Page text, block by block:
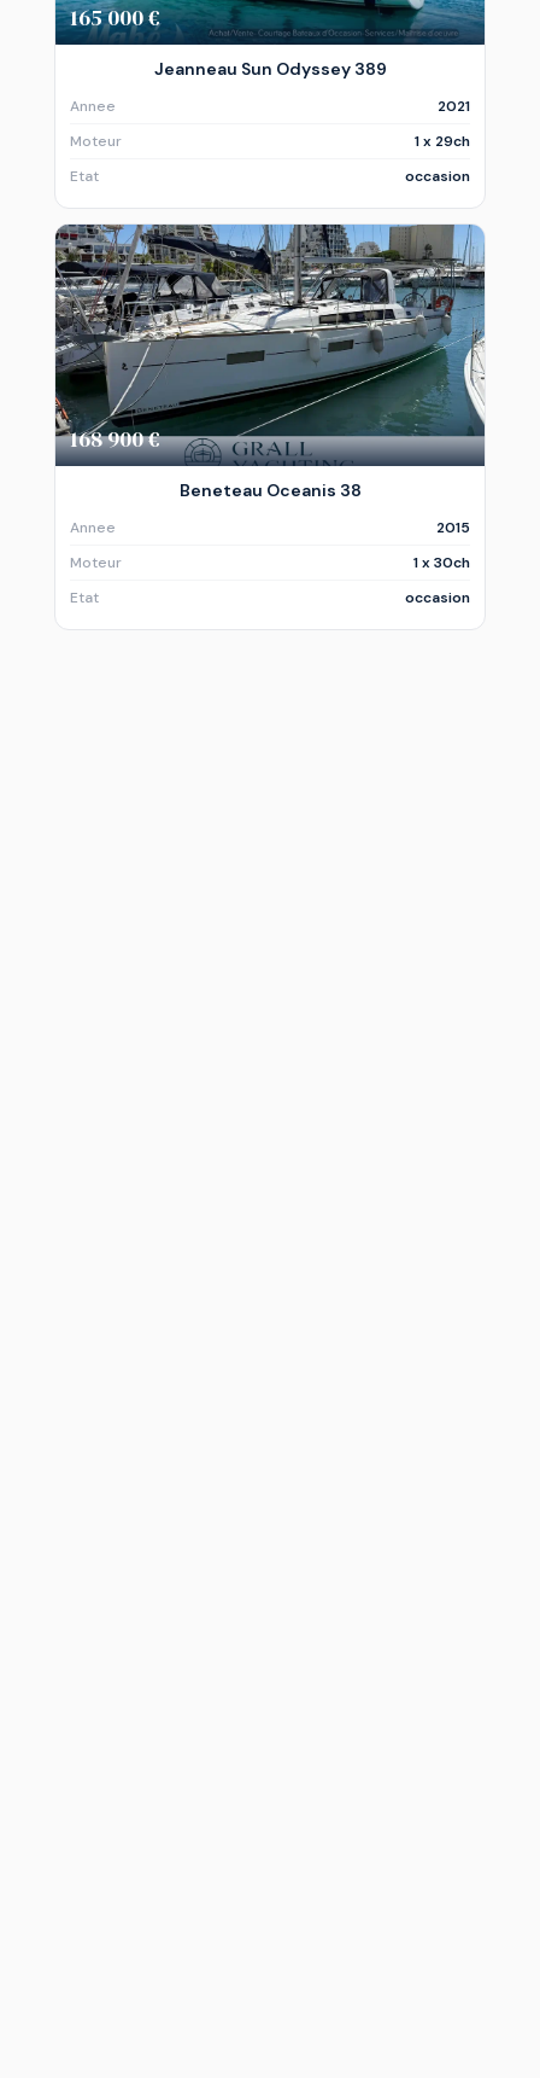
165 000 €
Jeanneau Sun Odyssey 389
Annee
2021
Moteur
1 x 29ch
Etat
occasion
168 900 €
Beneteau Oceanis 38
Annee
2015
Moteur
1 x 30ch
Etat
occasion